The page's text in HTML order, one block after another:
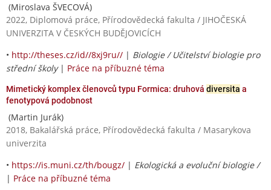
(Miroslava ŠVECOVÁ)
2022, Diplomová práce, Přírodovědecká fakulta / JIHOČESKÁ
UNIVERZITA V ČESKÝCH BUDĚJOVICÍCH
• http://theses.cz/id//8xj9ru// | Biologie / Učitelství biologie pro
střední školy| Práce na příbuzné téma
Mimetický komplex členovců typu Formica: druhová diversita a
fenotypová podobnost
(Martin Jurák)
2018, Bakalářská práce, Přírodovědecká fakulta / Masarykova
univerzita
• https://is.muni.cz/th/bougz/ | Ekologická a evoluční biologie /
| Práce na příbuzné téma